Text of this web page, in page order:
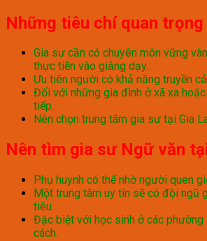
Những tiêu chí quan
Gia sư cần có chuyên môn vững
thực tiễn vào giảng dạy.
Ưu tiên người có khả năng truyền
Đối với những gia đình ở xã xa
tiếp.
Nên chọn trung tâm gia sư tại Gia
Nên tìm gia sư Ngữ văn
Phụ huynh có thể nhờ người quen
Một trung tâm uy tín sẽ có đội ngũ
tiêu.
Đặc biệt với học sinh ở các phường
cách.